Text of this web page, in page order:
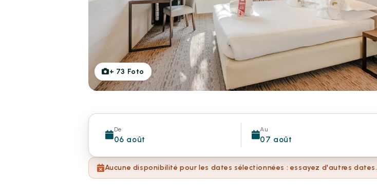
+ 73 Foto
De
06 août
Au
07 août
Aucune disponibilité pour les dates sélectionnées : essayez d'autres dates.